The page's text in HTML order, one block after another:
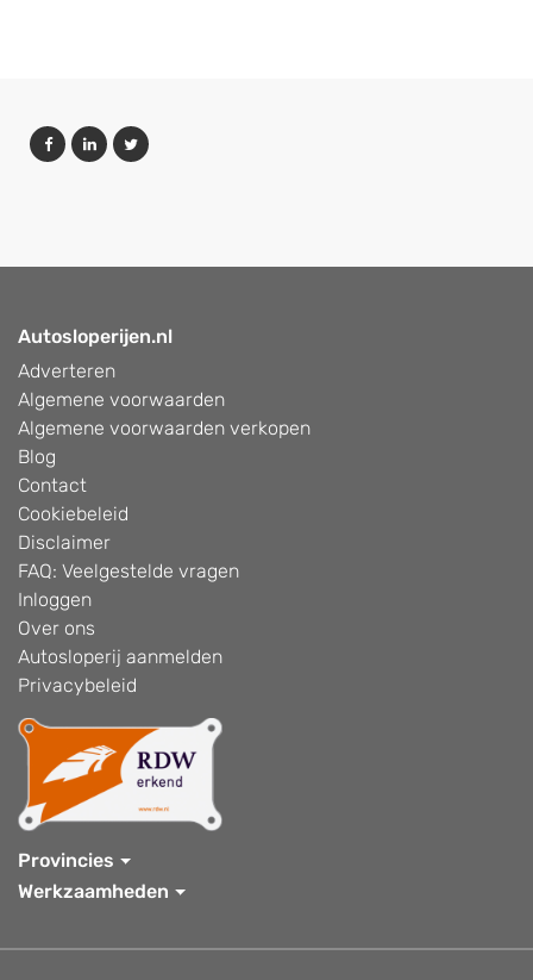
Autosloperijen.nl
Adverteren
Algemene voorwaarden
Algemene voorwaarden verkopen
Blog
Contact
Cookiebeleid
Disclaimer
FAQ: Veelgestelde vragen
Inloggen
Over ons
Autosloperij aanmelden
Privacybeleid
Provincies
Werkzaamheden